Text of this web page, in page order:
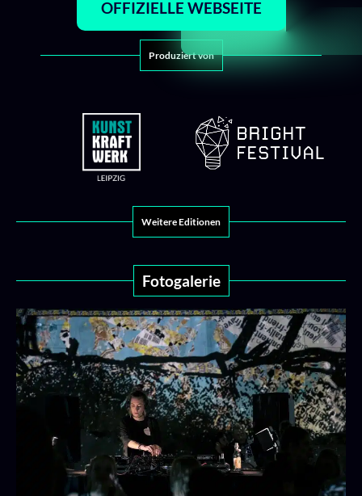
OFFIZIELLE WEBSEITE
Produziert von​
Weitere Editionen
Fotogalerie